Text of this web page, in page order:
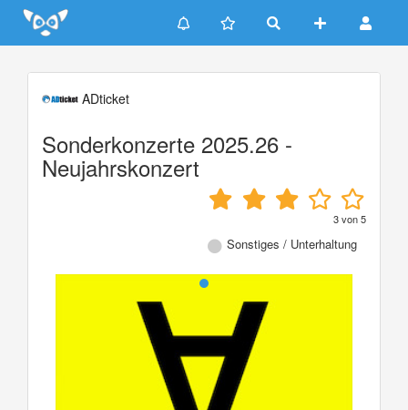
Update cookies preferences
ADticket
Sonderkonzerte 2025.26 -
Neujahrskonzert
3von5
Sonstiges / Unterhaltung